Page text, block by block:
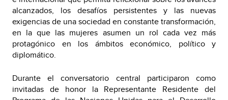
alcanzados, los desafíos persistentes y las nuevas
exigencias de una sociedad en constante transformación,
en la que las mujeres asumen un rol cada vez más
protagónico en los ámbitos económico, político y
diplomático.
Durante el conversatorio central participaron como
invitadas de honor la Representante Residente del